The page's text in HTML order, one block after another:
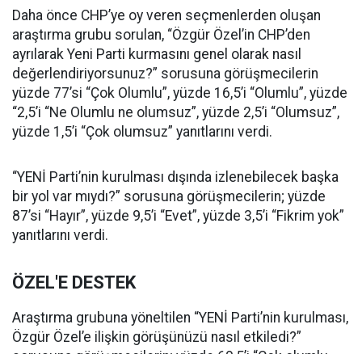
Daha önce CHP’ye oy veren seçmenlerden oluşan
araştırma grubu sorulan, “Özgür Özel’in CHP’den
ayrılarak Yeni Parti kurmasını genel olarak nasıl
değerlendiriyorsunuz?” sorusuna görüşmecilerin
yüzde 77’si “Çok Olumlu”, yüzde 16,5’i “Olumlu”, yüzde
“2,5’i “Ne Olumlu ne olumsuz”, yüzde 2,5’i “Olumsuz”,
yüzde 1,5’i “Çok olumsuz” yanıtlarını verdi.
“YENİ Parti’nin kurulması dışında izlenebilecek başka
bir yol var mıydı?” sorusuna görüşmecilerin; yüzde
87’si “Hayır”, yüzde 9,5’i “Evet”, yüzde 3,5’i “Fikrim yok”
yanıtlarını verdi.
ÖZEL'E DESTEK
Araştırma grubuna yöneltilen “YENİ Parti’nin kurulması,
Özgür Özel’e ilişkin görüşünüzü nasıl etkiledi?”